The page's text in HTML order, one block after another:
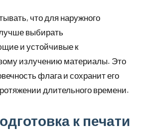
что для наружного
выбирать
и устойчивые к
излучению материалы. Это
флага и сохранит его
длительного времени.
к печати